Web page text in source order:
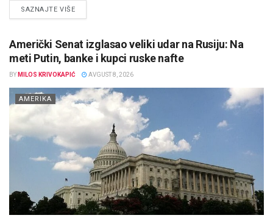
SAZNAJTE VIŠEDETAILS
Američki Senat izglasao veliki udar na Rusiju: Na
meti Putin, banke i kupci ruske nafte
BY MILOS KRIVOKAPIĆ AVGUST 8, 2026
AMERIKA